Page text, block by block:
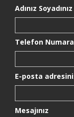
Adınız
Telefon
E-posta
Mesajınız